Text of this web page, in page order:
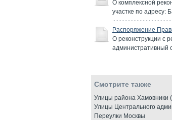
О комплексной
участке по адресу:
Распоряжение
О реконструкции с
административный
Смотрите также
Улицы района Хамовники
Улицы Центрального
Переулки Москвы